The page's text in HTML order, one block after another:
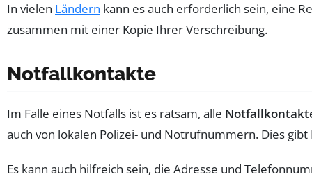
In vielen Ländern kann es auch erforderlich sein, eine
zusammen mit einer Kopie Ihrer Verschreibung.
Notfallkontakte
Im Falle eines Notfalls ist es ratsam, alle
auch von lokalen Polizei- und Notrufnummern. Dies
Es kann auch hilfreich sein, die Adresse und